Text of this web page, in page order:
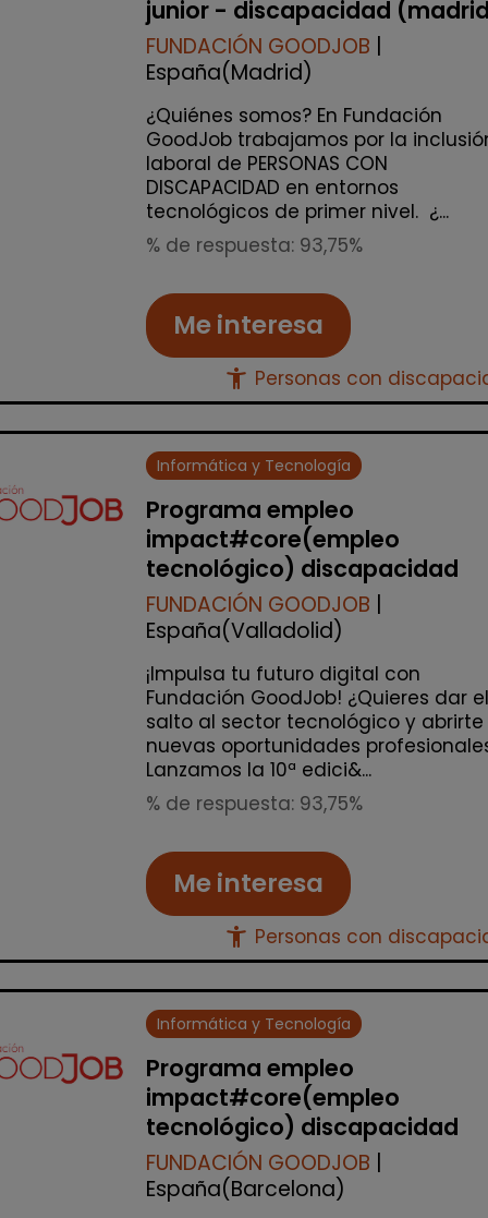
junior - discapacidad
FUNDACIÓN GOODJOB |
España(Madrid)
¿Quiénes somos? En Fundación
GoodJob trabajamos por la
laboral de PERSONAS CON
DISCAPACIDAD en entornos
tecnológicos de primer nivel. ¿...
% de respuesta: 93,75%
Me interesa
accessibility_new Personas con
Informática y Tecnología
Programa empleo
impact#core(empleo
tecnológico) discapacidad
FUNDACIÓN GOODJOB |
España(Valladolid)
¡Impulsa tu futuro digital con
Fundación GoodJob! ¿Quieres dar el
salto al sector tecnológico y
nuevas oportunidades
Lanzamos la 10ª edici&...
% de respuesta: 93,75%
Me interesa
accessibility_new Personas con
Informática y Tecnología
Programa empleo
impact#core(empleo
tecnológico) discapacidad
FUNDACIÓN GOODJOB
España(Barcelona)